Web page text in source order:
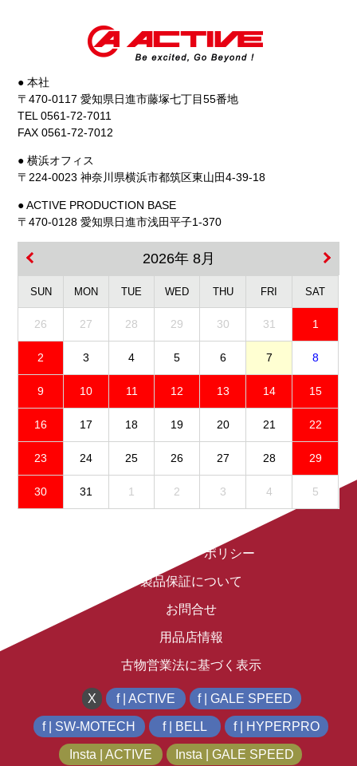
● 本社
〒470-0117 愛知県日進市藤塚七丁目55番地
TEL 0561-72-7011
FAX 0561-72-7012
● 横浜オフィス
〒224-0023 神奈川県横浜市都筑区東山田4-39-18
● ACTIVE PRODUCTION BASE
〒470-0128 愛知県日進市浅田平子1-370
2026年 8月
SUN MON TUE WED THU FRI SAT
26 27 28 29 30 31 1
2 3 4 5 6 7 8
9 10 11 12 13 14 15
16 17 18 19 20 21 22
23 24 25 26 27 28 29
30 31 1 2 3 4 5
プライバシーポリシー
製品保証について
お問合せ
用品店情報
古物営業法に基づく表示
X f | ACTIVE f | GALE SPEED
f | SW-MOTECH f | BELL f | HYPERPRO
Insta | ACTIVE Insta | GALE SPEED